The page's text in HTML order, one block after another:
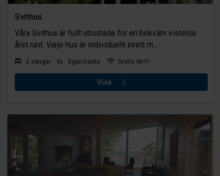
Svithus
Våra Svithus är fullt utrustade för en bekväm vistelse
året runt. Varje hus är individuellt inrett m...
2 sängar Egen bastu Gratis Wi-Fi
Visa